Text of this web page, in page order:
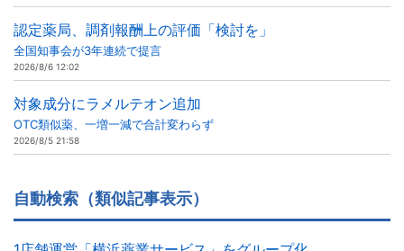
認定薬局、調剤報酬上の評価「検討を」
全国知事会が3年連続で提言
2026/8/6 12:02
対象成分にラメルテオン追加
OTC類似薬、一増一減で合計変わらず
2026/8/5 21:58
自動検索（類似記事表示）